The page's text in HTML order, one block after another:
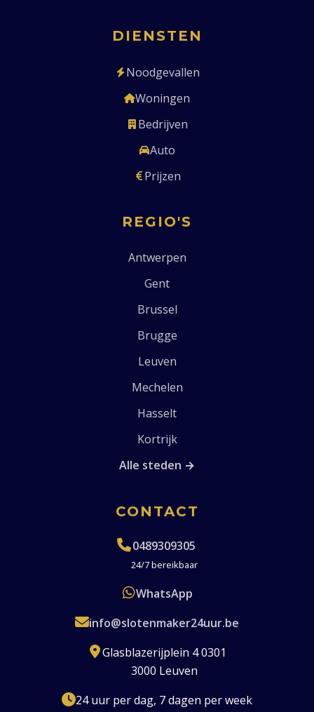
DIENSTEN
Noodgevallen
Woningen
Bedrijven
Auto
Prijzen
REGIO'S
Antwerpen
Gent
Brussel
Brugge
Leuven
Mechelen
Hasselt
Kortrijk
Alle steden →
CONTACT
0489309305
24/7 bereikbaar
WhatsApp
info@slotenmaker24uur.be
Glasblazerijplein 4 0301
3000 Leuven
24 uur per dag, 7 dagen per week